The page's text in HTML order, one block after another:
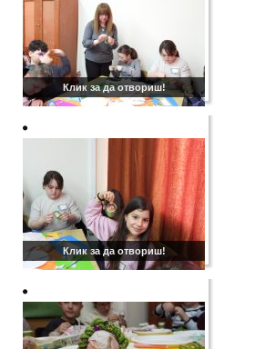
Клик за да отвориш!
Клик за да отвориш!